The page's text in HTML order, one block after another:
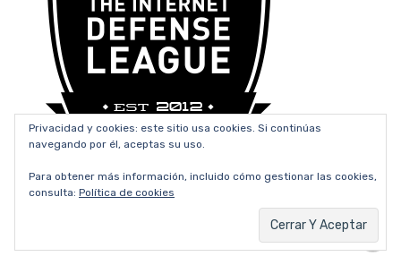
Privacidad y cookies: este sitio usa cookies. Si continúas
navegando por él, aceptas su uso.
Para obtener más información, incluido cómo gestionar las cookies,
consulta: Política de cookies